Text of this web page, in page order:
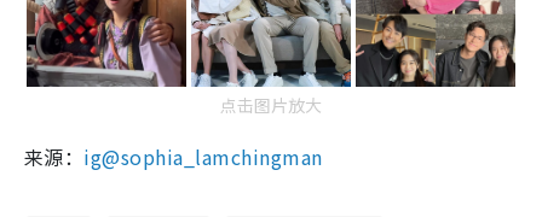
点击图片放大
来源： ig@sophia_lamchingman